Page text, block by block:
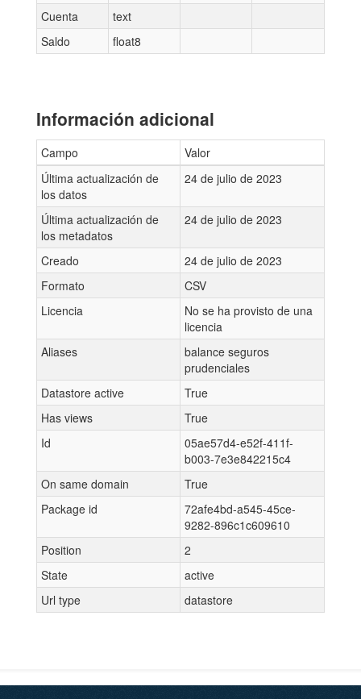
Cuenta
text
Saldo
float8
Información adicional
Campo
Valor
Última actualización de
los datos
24 de julio de 2023
Última actualización de
los metadatos
24 de julio de 2023
Creado
24 de julio de 2023
Formato
CSV
Licencia
No se ha provisto de una
licencia
Aliases
balance seguros
prudenciales
Datastore active
True
Has views
True
Id
05ae57d4-e52f-411f-
b003-7e3e842215c4
On same domain
True
Package id
72afe4bd-a545-45ce-
9282-896c1c609610
Position
2
State
active
Url type
datastore